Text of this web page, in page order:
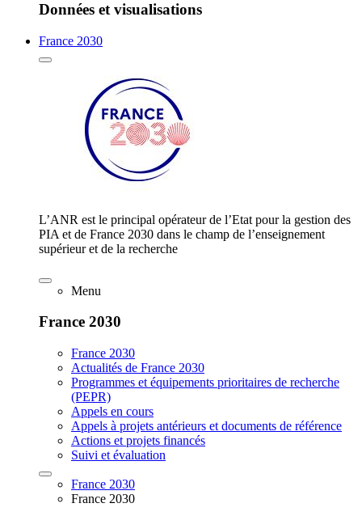
Données et visualisations
France 2030
L’ANR est le principal opérateur de l’Etat pour la gestion des
PIA et de France 2030 dans le champ de l’enseignement
supérieur et de la recherche
Menu
France 2030
France 2030
Actualités de France 2030
Programmes et équipements prioritaires de recherche
(PEPR)
Appels en cours
Appels à projets antérieurs et documents de référence
Actions et projets financés
Suivi et évaluation
France 2030
France 2030